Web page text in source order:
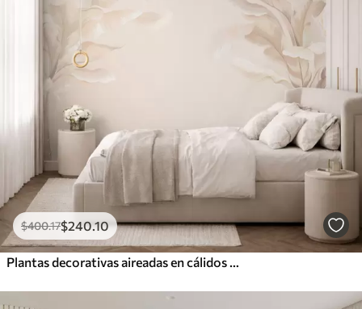
$400.17$240.10